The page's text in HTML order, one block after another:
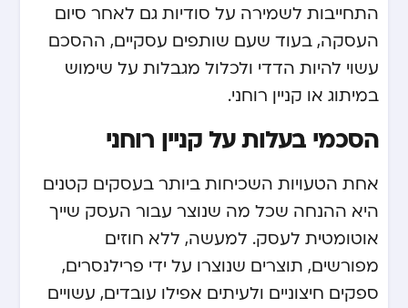
התחייבות לשמירה על סודיות גם לאחר סיום
העסקה, בעוד שעם שותפים עסקיים, ההסכם
עשוי להיות הדדי ולכלול מגבלות על שימוש
במיתוג או קניין רוחני.
הסכמי בעלות על קניין רוחני
אחת הטעויות השכיחות ביותר בעסקים קטנים
היא ההנחה שכל מה שנוצר עבור העסק שייך
אוטומטית לעסק. למעשה, ללא חוזים
מפורשים, תוצרים שנוצרו על ידי פרילנסרים,
ספקים חיצוניים ולעיתים אפילו עובדים, עשויים